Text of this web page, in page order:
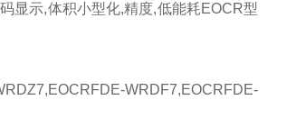
显示,体积小型化,精度,低能耗EOCR型
WRDF7,EOCRFDE-